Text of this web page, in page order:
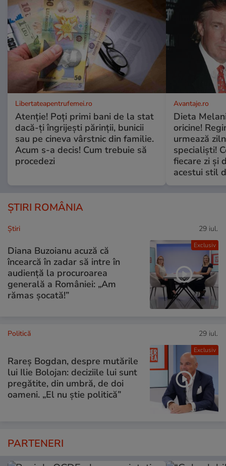
Libertateapentrufemei.ro
Atenție! Poți primi bani de la stat
dacă-ți îngrijești părinții, bunicii
sau pe cineva vârstnic din familie.
Acum s-a decis! Cum trebuie să
procedezi
Avantaje.ro
Dieta
oricine!
urmează
specialiști!
fiecare zi și
acestui stil
ȘTIRI ROMÂNIA
Exclusiv
Ştiri 29 iul.
Diana Buzoianu acuză că
încearcă în zadar să intre în
audiență la procuroarea
generală a României: „Am
rămas șocată!”
Exclusiv
Politică 29 iul.
Rareș Bogdan, despre mutările
lui Ilie Bolojan: deciziile lui sunt
pregătite, din umbră, de doi
oameni. „El nu știe politică”
PARTENERI